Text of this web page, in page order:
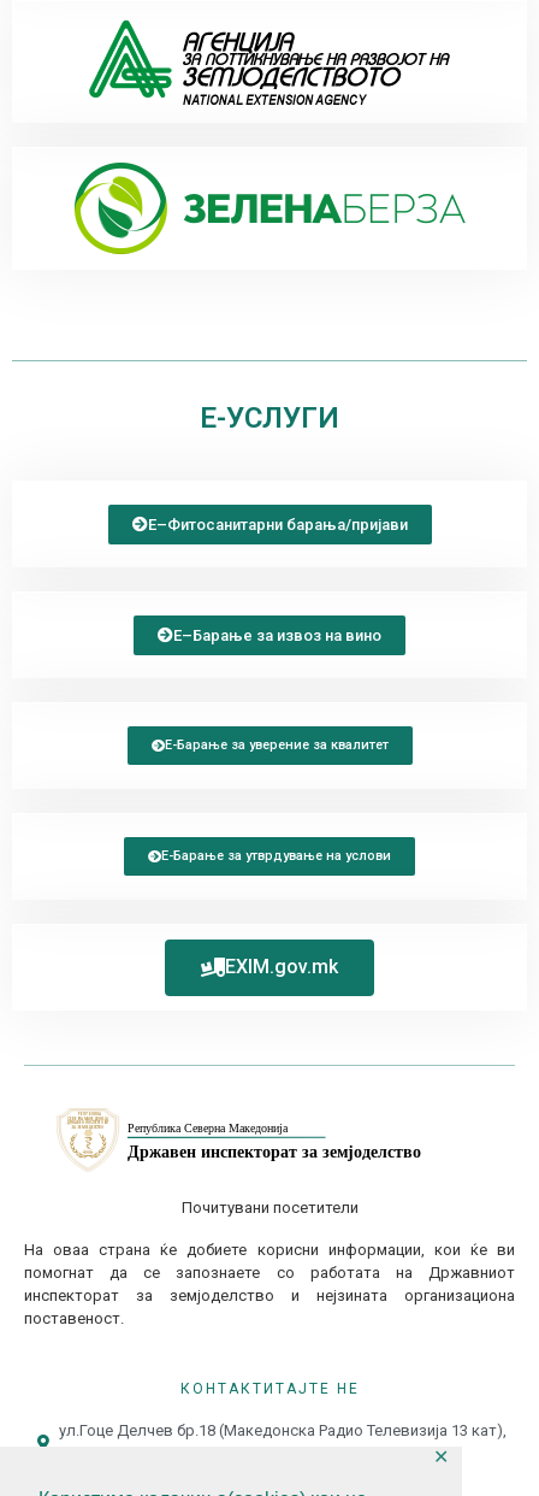
✕
Е-УСЛУГИ
Е–Фитосанитарни барања/пријави
Е–Барање за извоз на вино
Е-Барање за уверение за квалитет
Е-Барање за утврдување на услови
EXIM.gov.mk
Почитувани посетители
На оваа страна ќе добиете корисни информации, кои ќе ви
помогнат да се запознаете со работата на Државниот
инспекторат за земјоделство и нејзината организациона
поставеност.
КОНТАКТИТАЈТЕ НЕ
ул.Гоце Делчев бр.18 (Македонска Радио Телевизија 13 кат),
+389 (0)2 3121 462